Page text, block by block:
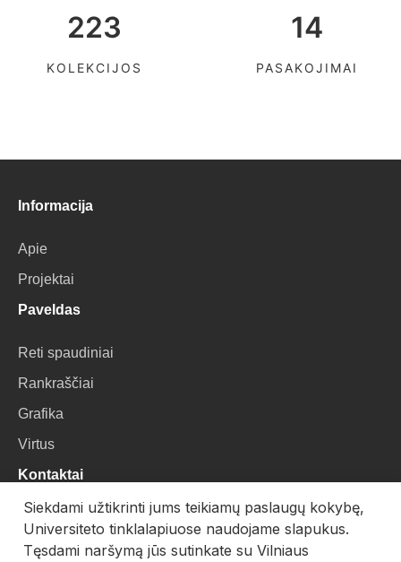
223
KOLEKCIJOS
14
PASAKOJIMAI
Informacija
Apie
Projektai
Paveldas
Reti spaudiniai
Rankraščiai
Grafika
Virtus
Kontaktai
VU Biblioteka
Universiteto g. 3, LT-01122, Vilnius
Siekdami užtikrinti jums teikiamų paslaugų kokybę,
Universiteto tinklalapiuose naudojame slapukus.
Tęsdami naršymą jūs sutinkate su Vilniaus